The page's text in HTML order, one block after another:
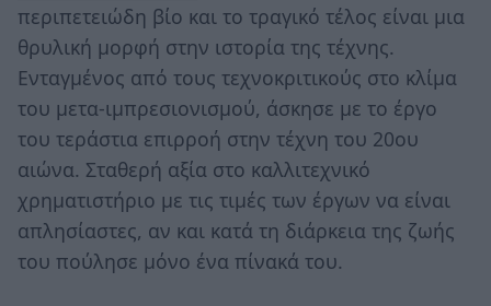
περιπετειώδη βίο και το τραγικό τέλος είναι μια
θρυλική μορφή στην ιστορία της τέχνης.
Ενταγμένος από τους τεχνοκριτικούς στο κλίμα
του μετα-ιμπρεσιονισμού, άσκησε με το έργο
του τεράστια επιρροή στην τέχνη του 20ου
αιώνα. Σταθερή αξία στο καλλιτεχνικό
χρηματιστήριο με τις τιμές των έργων να είναι
απλησίαστες, αν και κατά τη διάρκεια της ζωής
του πούλησε μόνο ένα πίνακά του.